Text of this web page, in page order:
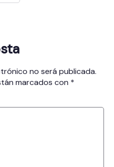
no será publicada.
marcados con *